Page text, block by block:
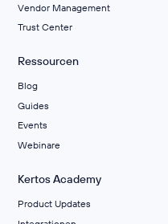
Vendor Management
Trust Center
Ressourcen
Blog
Guides
Events
Webinare
Kertos Academy
Product Updates